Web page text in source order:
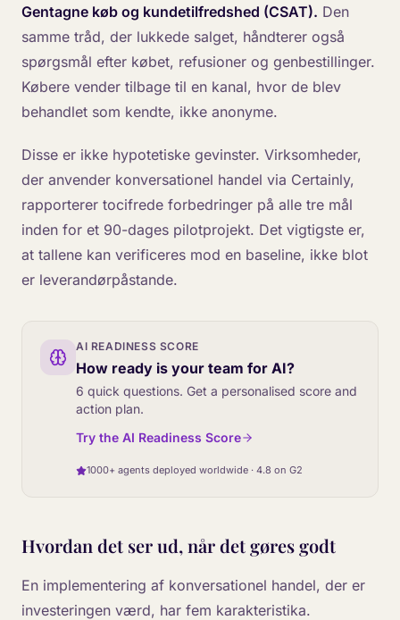
Gentagne køb og kundetilfredshed (CSAT). Den
samme tråd, der lukkede salget, håndterer også
spørgsmål efter købet, refusioner og genbestillinger.
Købere vender tilbage til en kanal, hvor de blev
behandlet som kendte, ikke anonyme.
Disse er ikke hypotetiske gevinster. Virksomheder,
der anvender konversationel handel via Certainly,
rapporterer tocifrede forbedringer på alle tre mål
inden for et 90-dages pilotprojekt. Det vigtigste er,
at tallene kan verificeres mod en baseline, ikke blot
er leverandørpåstande.
AI READINESS SCORE
How ready is your team for AI?
6 quick questions. Get a personalised score and
action plan.
Try the AI Readiness Score
1000+ agents deployed worldwide · 4.8 on G2
Hvordan det ser ud, når det gøres godt
En implementering af konversationel handel, der er
investeringen værd, har fem karakteristika.